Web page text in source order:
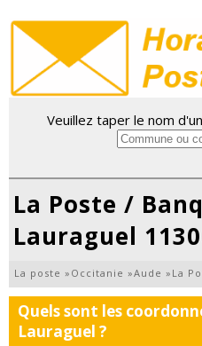
Veuillez taper le nom
La Poste /
Lauraguel
La poste » Occitanie »Aude » La
Quels sont les
Lauraguel ?